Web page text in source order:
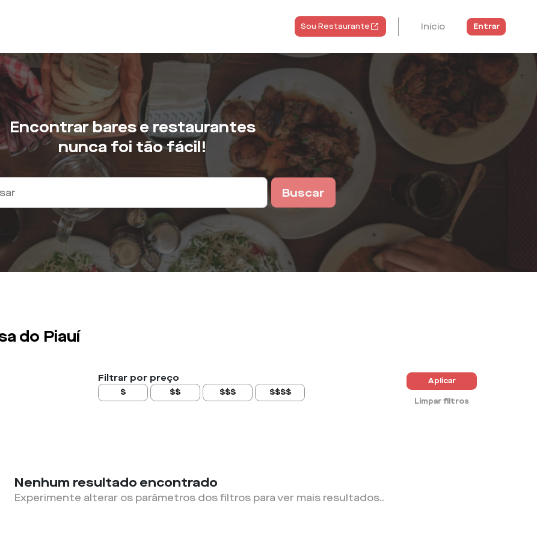
Sou Restaurante Início Entrar
Encontrar bares e restaurantes
nunca foi tão fácil!
Buscar
do Piauí
Filtrar por preço
$ $$ $$$ $$$$
Aplicar
Limpar filtros
Nenhum resultado encontrado
Experimente alterar os parâmetros dos filtros para ver mais resultados..